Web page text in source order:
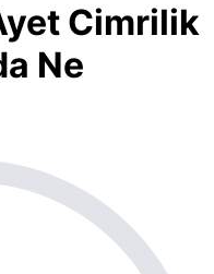
Cimrilik
Ne